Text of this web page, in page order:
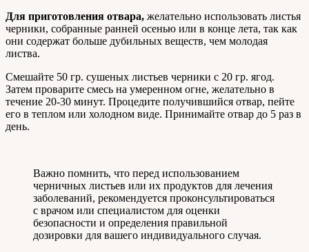
Для приготовления отвара, желательно использовать листья
черники, собранные ранней осенью или в конце лета, так как
они содержат больше дубильных веществ, чем молодая
листва.
Смешайте 50 гр. сушеных листьев черники с 20 гр. ягод.
Затем проварите смесь на умеренном огне, желательно в
течение 20-30 минут. Процедите получившийся отвар, пейте
его в теплом или холодном виде. Принимайте отвар до 5 раз в
день.
Важно помнить, что перед использованием
черничных листьев или их продуктов для лечения
заболеваний, рекомендуется проконсультироваться
с врачом или специалистом для оценки
безопасности и определения правильной
дозировки для вашего индивидуального случая.